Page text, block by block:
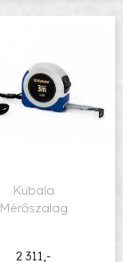
2 311,-
Kubala
Mérőszalag